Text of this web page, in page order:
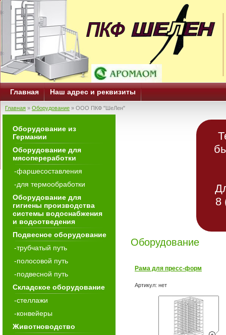
Главная Наш адрес и реквизиты
Главная » Оборудование » ООО ПКФ "ШеЛен"
Оборудование из
Германии
Оборудование для
мясопереработки
-фаршесоставления
-для термообработки
Оборудование для
гигиены производства
системы водоснабжения
и водоотведения
Подвесное оборудование
-трубчатый путь
-полосовой путь
-подвесной путь
Складское оборудование
-стеллажи
-конвейеры
Животноводство
8
Оборудование
Рама для пресс-форм
Артикул: нет